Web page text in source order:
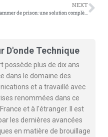
NEXT
Jammer de prison: une solution complète pour la sécurité des prisons
D'onde Technique
possède plus de dix ans
dans le domaine des
et a travaillé avec
renommées dans ce
et à l'étranger. Il est
les dernières avancées
en matière de brouillage